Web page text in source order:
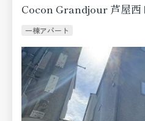
Cocon Grandjour 芦屋
一棟アパート